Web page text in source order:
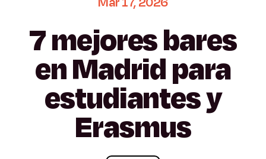
7mejoresbares
enMadridpara
estudiantesy
Erasmus